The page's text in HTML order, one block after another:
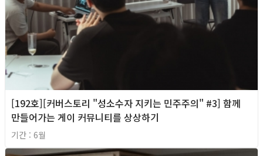
[192호][커버스토리 "성소수자 지키는 민주주의" #3] 함께
만들어가는 게이 커뮤니티를 상상하기
기간 : 6월